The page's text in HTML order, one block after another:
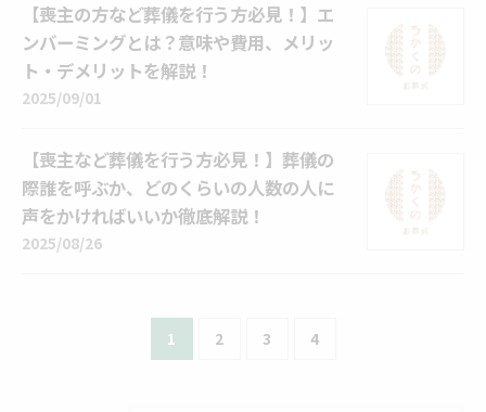
【喪主の方など葬儀を行う方必見！】エ
ンバーミングとは？意味や費用、メリッ
ト・デメリットを解説！
2025/09/01
【喪主など葬儀を行う方必見！】葬儀の
際誰を呼ぶか、どのくらいの人数の人に
声をかければいいか徹底解説！
2025/08/26
1 2 3 4